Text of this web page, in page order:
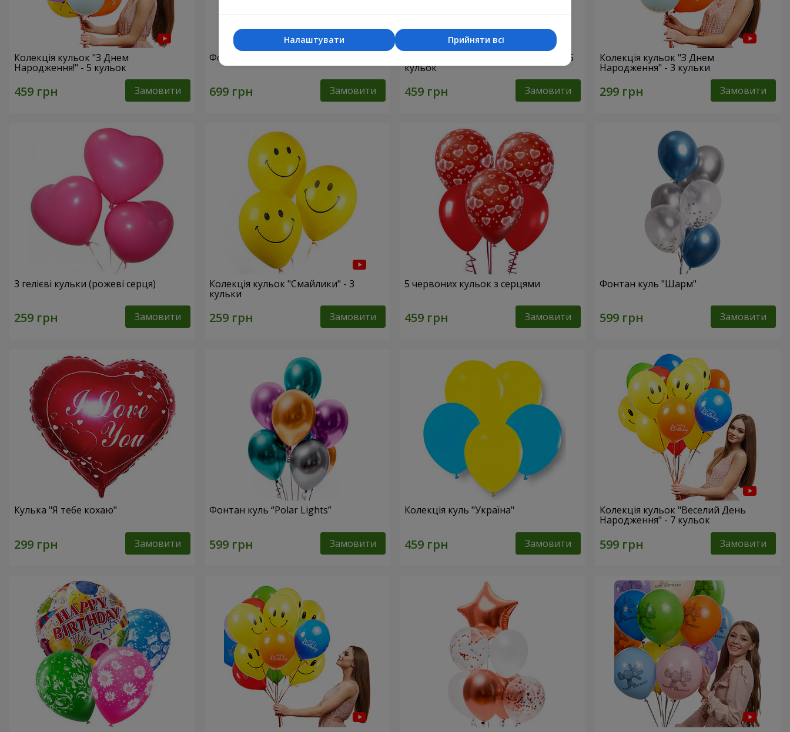
Колекція кульок "З Днем
Народження!" - 5 кульок
Замовити
Фонтан куль “Сяйво перлів”
Замовити
Колекція кульок "Коханій Матусі!" - 5
кульок
Замовити
Колекція кульок "З Днем
Народження" - 3 кульки
Замовити
3 гелієві кульки (рожеві серця)
Замовити
Колекція кульок "Смайлики" - 3
кульки
Замовити
5 червоних кульок з серцями
Замовити
Фонтан куль "Шарм"
Замовити
Кулька "Я тебе кохаю"
Замовити
Фонтан куль “Polar Lights”
Замовити
Колекція куль "Україна"
Замовити
Колекція кульок "Веселий День
Народження" - 7 кульок
Замовити
Прийняти всі
Налаштувати